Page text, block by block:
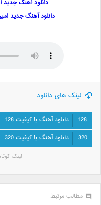
دانلود آهنگ جدید
دانلود آهنگ جدید
لینک های دانلود
128
دانلود آهنگ با کیفیت 128
320
دانلود آهنگ با کیفیت 320
لینک
مطالب مرتبط